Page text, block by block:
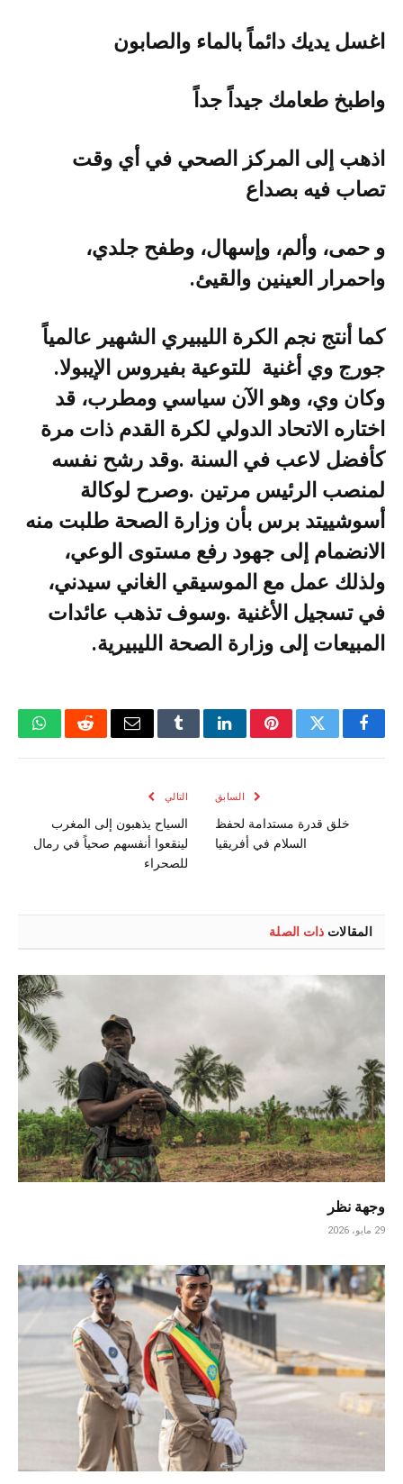
اغسل‭ ‬يديك‭ ‬دائماً‭ ‬بالماء‭ ‬والصابون
واطبخ‭ ‬طعامك‭ ‬جيداً‭ ‬جداً
‬تصاب‭ ‬فيه‭ ‬بصداع
‬واحمرار‭ ‬العينين‭ ‬والقيئ‭.‬
‬جورج‭ ‬وي‭ ‬أغنية‭
‬للتوعية‭ ‬بفيروس‭ ‬الإيبولا‭.
‬المبيعات‭ ‬إلى‭ ‬وزارة‭ ‬الصحة‭ ‬الليبيرية‭.‬
فيسبوكتويتر بينتيريستلينكدإنTumblrالبريد
رديت
السابق
خلق قدرة مستدامة لحفظ
السلام في أفريقيا
التالي
السياح يذهبون إلى المغرب
لينقعوا أنفسهم صحياً في رمال
للصحراء
المقالات ذات الصلة
وجهة نظر
29 مايو، 2026